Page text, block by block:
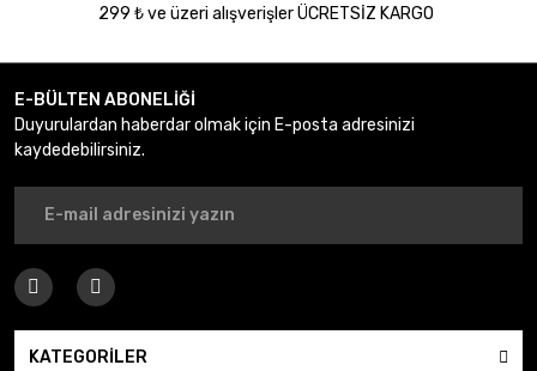
299 ₺ ve üzeri alışverişler ÜCRETSİZ KARGO
E-BÜLTEN ABONELİĞİ
Duyurulardan haberdar olmak için E-posta adresinizi
kaydedebilirsiniz.
KATEGORİLER